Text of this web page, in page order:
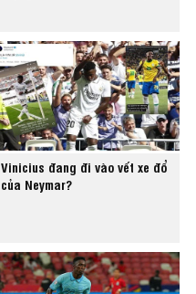
Vinicius đang đi vào vết xe đổ
của Neymar?